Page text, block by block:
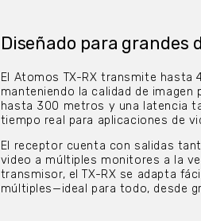
Diseñado para grandes
El Atomos TX-RX transmite hasta
manteniendo la calidad de
hasta 300 metros y una latencia
tiempo real para aplicaciones de
El receptor cuenta con salidas
video a múltiples monitores a la
transmisor, el TX-RX se adapta
múltiples—ideal para todo, desde